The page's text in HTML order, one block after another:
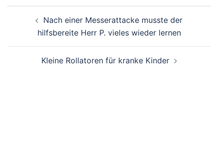
Nach einer Messerattacke musste der
hilfsbereite Herr P. vieles wieder lernen
Kleine Rollatoren für kranke Kinder